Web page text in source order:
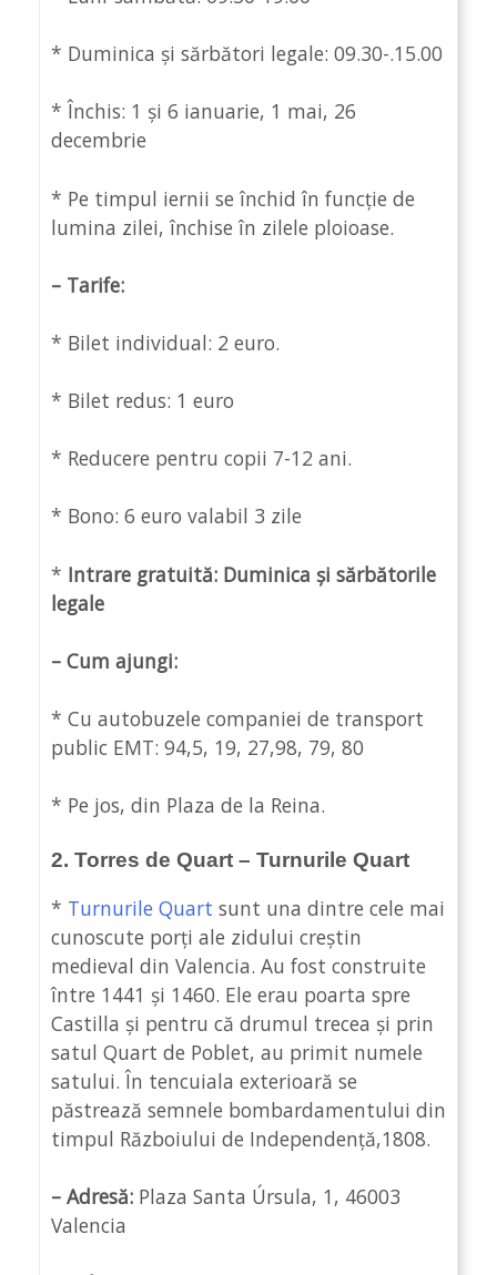
* Duminica și sărbători legale: 09.30-.15.00
* Închis: 1 și 6 ianuarie, 1 mai, 26
decembrie
* Pe timpul iernii se închid în funcție de
lumina zilei, închise în zilele ploioase.
– Tarife:
* Bilet individual: 2 euro.
* Bilet redus: 1 euro
* Reducere pentru copii 7-12 ani.
* Bono: 6 euro valabil 3 zile
* Intrare gratuită: Duminica și sărbătorile
legale
– Cum ajungi:
* Cu autobuzele companiei de transport
public EMT: 94,5, 19, 27,98, 79, 80
* Pe jos, din Plaza de la Reina.
2. Torres de Quart – Turnurile Quart
* Turnurile Quart sunt una dintre cele mai
cunoscute porți ale zidului creștin
medieval din Valencia. Au fost construite
între 1441 și 1460. Ele erau poarta spre
Castilla și pentru că drumul trecea și prin
satul Quart de Poblet, au primit numele
satului. În tencuiala exterioară se
păstrează semnele bombardamentului din
timpul Războiului de Independență,1808.
– Adresă: Plaza Santa Úrsula, 1, 46003
Valencia